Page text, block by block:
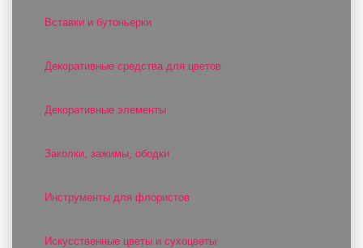
Вставки и бутоньерки
Декоративные средства для цветов
Декоративные элементы
Заколки, зажимы, ободки
Инструменты для флористов
Искусственные цветы и сухоцветы